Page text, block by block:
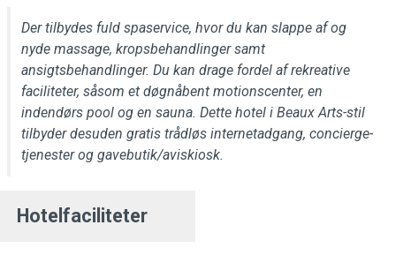
Der tilbydes fuld spaservice, hvor du kan slappe af og
nyde massage, kropsbehandlinger samt
ansigtsbehandlinger. Du kan drage fordel af rekreative
faciliteter, såsom et døgnåbent motionscenter, en
indendørs pool og en sauna. Dette hotel i Beaux Arts-stil
tilbyder desuden gratis trådløs internetadgang, concierge-
tjenester og gavebutik/aviskiosk.
Hotelfaciliteter